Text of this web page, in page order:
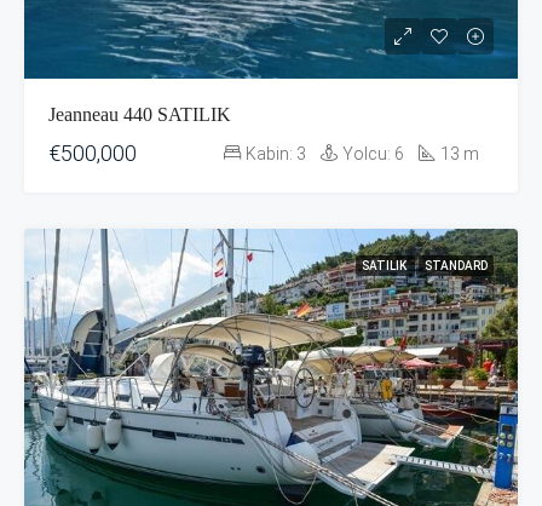
Jeanneau 440 SATILIK
€500,000 Kabin: 3 Yolcu: 6 13 m
SATILIK STANDARD